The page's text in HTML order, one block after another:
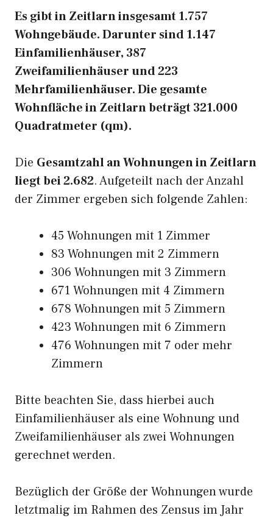
Es gibt in Zeitlarn insgesamt 1.757
Wohngebäude. Darunter sind 1.147
Einfamilienhäuser, 387
Zweifamilienhäuser und 223
Mehrfamilienhäuser. Die gesamte
Wohnfläche in Zeitlarn beträgt 321.000
Quadratmeter (qm).
Die Gesamtzahl an Wohnungen in Zeitlarn
liegt bei 2.682. Aufgeteilt nach der Anzahl
der Zimmer ergeben sich folgende Zahlen:
45 Wohnungen mit 1 Zimmer
83 Wohnungen mit 2 Zimmern
306 Wohnungen mit 3 Zimmern
671 Wohnungen mit 4 Zimmern
678 Wohnungen mit 5 Zimmern
423 Wohnungen mit 6 Zimmern
476 Wohnungen mit 7 oder mehr
Zimmern
Bitte beachten Sie, dass hierbei auch
Einfamilienhäuser als eine Wohnung und
Zweifamilienhäuser als zwei Wohnungen
gerechnet werden.
Bezüglich der Größe der Wohnungen wurde
letztmalig im Rahmen des Zensus im Jahr